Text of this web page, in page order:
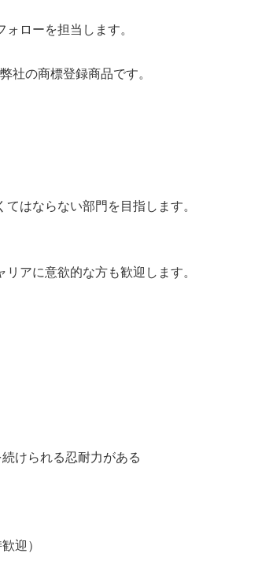
ローを担当します。
社の商標登録商品です。
はならない部門を目指します。
アに意欲的な方も歓迎します。
けられる忍耐力がある
迎）